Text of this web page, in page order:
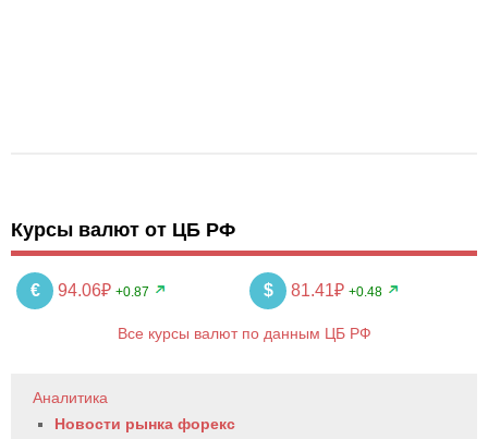
Курсы валют от ЦБ РФ
€ 94.06₽ +0.87 $ 81.41₽ +0.48
Все курсы валют по данным ЦБ РФ
Аналитика
Новости рынка форекс